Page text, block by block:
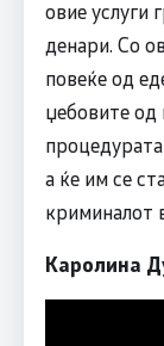
овие услуги
денари. Со
повеќе од
џебовите од
а ќе им се
криминалот
Каролина